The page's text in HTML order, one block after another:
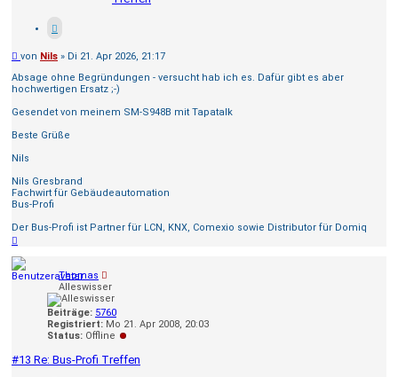
Beitrag
von Nils » Di 21. Apr 2026, 21:17
Absage ohne Begründungen - versucht hab ich es. Dafür gibt es aber
hochwertigen Ersatz ;-)
Gesendet von meinem SM-S948B mit Tapatalk
Beste Grüße
Nils
Nils Gresbrand
Fachwirt für Gebäudeautomation
Bus-Profi
Der Bus-Profi ist Partner für LCN, KNX, Comexio sowie Distributor für Domiq
Thomas
Alleswisser
Beiträge: 5760
Registriert: Mo 21. Apr 2008, 20:03
Status: Offline
#13 Re: Bus-Profi Treffen